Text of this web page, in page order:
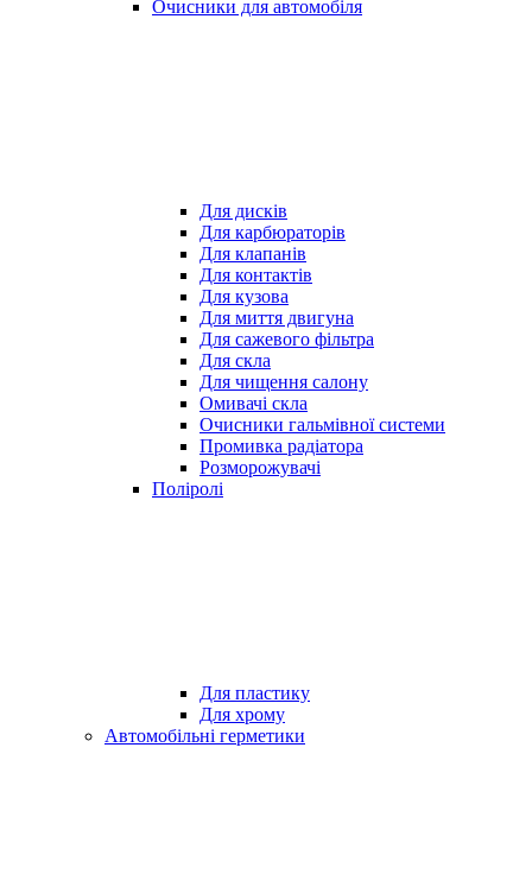
Очисники для автомобіля
Для дисків
Для карбюраторів
Для клапанів
Для контактів
Для кузова
Для миття двигуна
Для сажевого фільтра
Для скла
Для чищення салону
Омивачі скла
Очисники гальмівної системи
Промивка радіатора
Розморожувачі
Поліролі
Для пластику
Для хрому
Автомобільні герметики